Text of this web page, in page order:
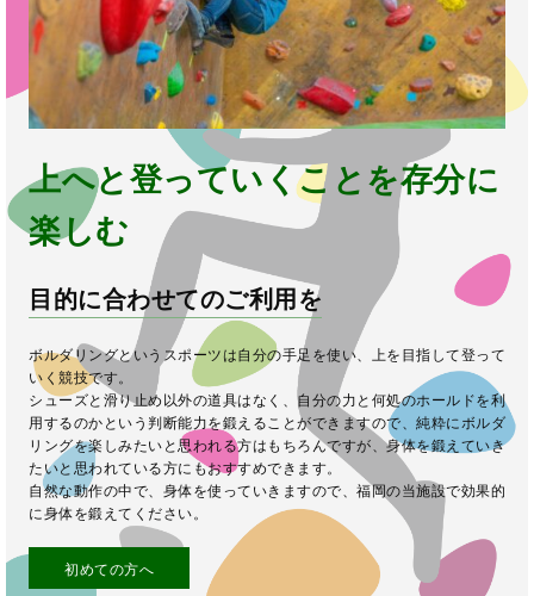
上へと登っていくことを存分に
楽しむ
目的に合わせてのご利用を
ボルダリングというスポーツは自分の手足を使い、上を目指して登って
いく競技です。
シューズと滑り止め以外の道具はなく、自分の力と何処のホールドを利
用するのかという判断能力を鍛えることができますので、純粋にボルダ
リングを楽しみたいと思われる方はもちろんですが、身体を鍛えていき
たいと思われている方にもおすすめできます。
自然な動作の中で、身体を使っていきますので、福岡の当施設で効果的
に身体を鍛えてください。
初めての方へ